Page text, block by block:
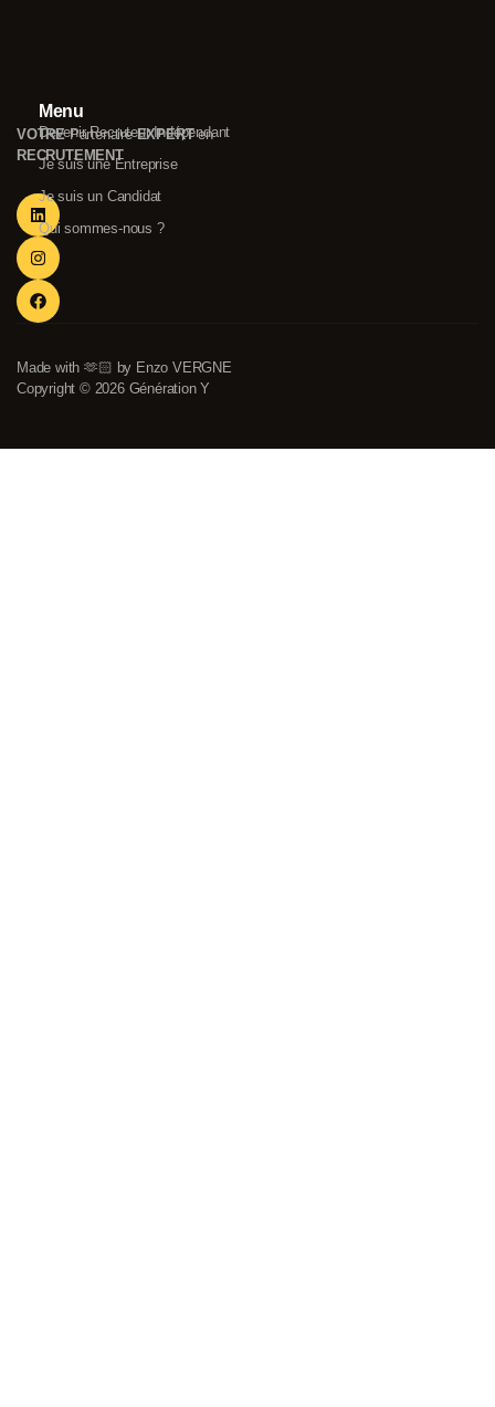
VOTREPartenaireEXPERTen
RECRUTEMENT
Menu
Devenir Recruteur Indépendant
Je suis une Entreprise
Je suis un Candidat
Qui sommes-nous ?
Made with 🫶🏻 by Enzo VERGNE
Copyright © 2026 Génération Y